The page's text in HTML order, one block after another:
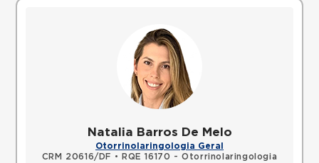
Natalia Barros De Melo
Otorrinolaringologia Geral
CRM 20616/DF •
RQE 16170 - Otorrinolaringologia